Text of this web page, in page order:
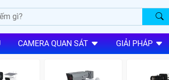
CAMERA QUAN SÁT GIẢI PHÁP